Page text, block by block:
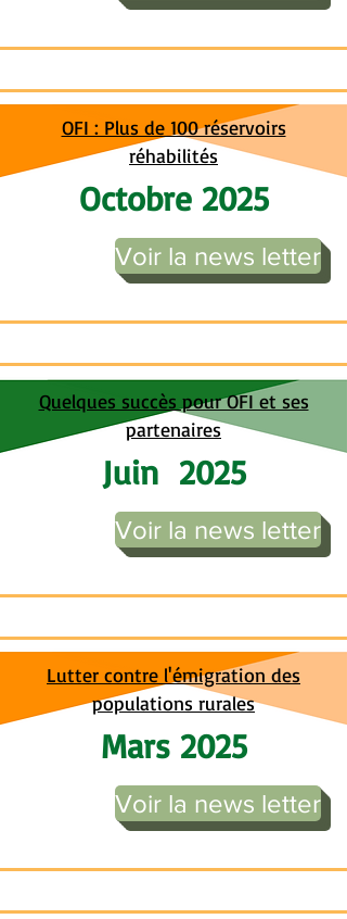
OFI : Plus de 100 réservoirs
réhabilités
Octobre 2025
Voir la news letter
Quelques succès pour OFI et ses
partenaires
Juin 2025
Voir la news letter
Lutter contre l'émigration des
populations rurales
Mars 2025
Voir la news letter